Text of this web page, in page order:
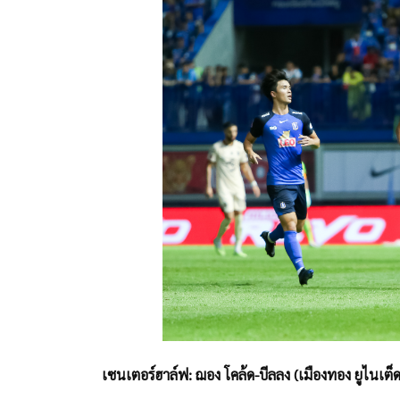
เซนเตอร์ฮาล์ฟ: ฌอง โคล้ด-บีลลง (เมืองทอง ยูไนเต็